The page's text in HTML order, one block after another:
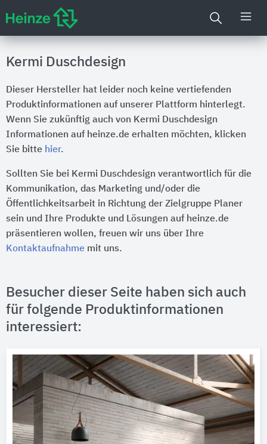
Kermi Duschdesign
Dieser Hersteller hat leider noch keine vertiefenden
Produktinformationen auf unserer Plattform hinterlegt.
Wenn Sie zukünftig auch von Kermi Duschdesign
Informationen auf heinze.de erhalten möchten, klicken
Sie bitte hier.
Sollten Sie bei Kermi Duschdesign verantwortlich für die
Kommunikation, das Marketing und/oder die
Öffentlichkeitsarbeit in Richtung der Zielgruppe Planer
sein und Ihre Produkte und Lösungen auf heinze.de
präsentieren wollen, freuen wir uns über Ihre
Kontaktaufnahme mit uns.
Besucher dieser Seite haben sich auch
für folgende Produktinformationen
interessiert: